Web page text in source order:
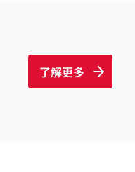
了解更多